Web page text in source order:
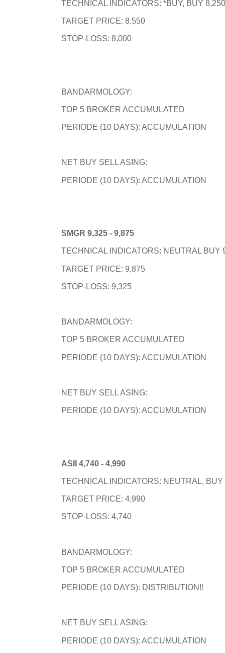
TECHNICAL INDICATORS: *BUY, BUY 8,250
TARGET PRICE: 8,550
STOP-LOSS: 8,000
BANDARMOLOGY:
TOP 5 BROKER ACCUMULATED
PERIODE (10 DAYS): ACCUMULATION
NET BUY SELL ASING:
PERIODE (10 DAYS): ACCUMULATION
SMGR 9,325 - 9,875
TECHNICAL INDICATORS: NEUTRAL BUY
TARGET PRICE: 9,875
STOP-LOSS: 9,325
BANDARMOLOGY:
TOP 5 BROKER ACCUMULATED
PERIODE (10 DAYS): ACCUMULATION
NET BUY SELL ASING:
PERIODE (10 DAYS): ACCUMULATION
ASII 4,740 - 4,990
TECHNICAL INDICATORS: NEUTRAL, BUY
TARGET PRICE: 4,990
STOP-LOSS: 4,740
BANDARMOLOGY:
TOP 5 BROKER ACCUMULATED
PERIODE (10 DAYS): DISTRIBUTION‼️
NET BUY SELL ASING:
PERIODE (10 DAYS): ACCUMULATION